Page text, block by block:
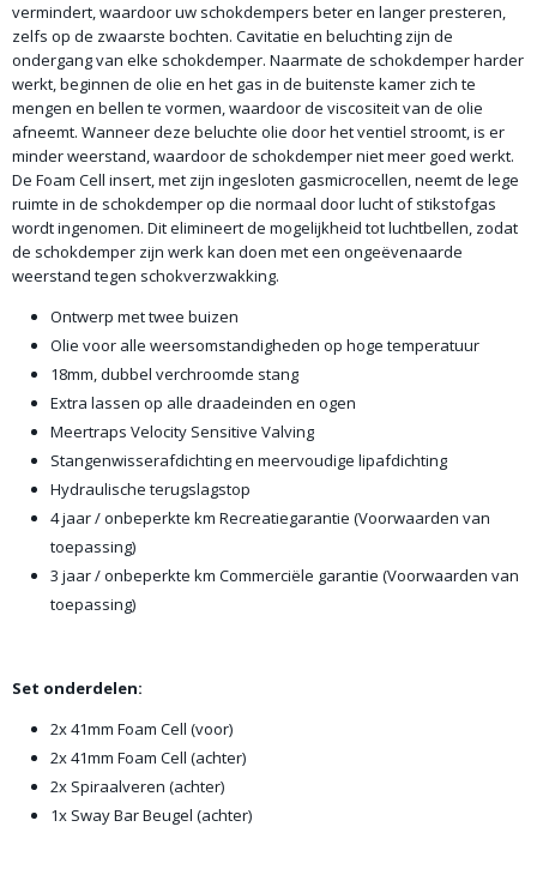
vermindert, waardoor uw schokdempers beter en langer presteren,
zelfs op de zwaarste bochten. Cavitatie en beluchting zijn de
ondergang van elke schokdemper. Naarmate de schokdemper harder
werkt, beginnen de olie en het gas in de buitenste kamer zich te
mengen en bellen te vormen, waardoor de viscositeit van de olie
afneemt. Wanneer deze beluchte olie door het ventiel stroomt, is er
minder weerstand, waardoor de schokdemper niet meer goed werkt.
De Foam Cell insert, met zijn ingesloten gasmicrocellen, neemt de lege
ruimte in de schokdemper op die normaal door lucht of stikstofgas
wordt ingenomen. Dit elimineert de mogelijkheid tot luchtbellen, zodat
de schokdemper zijn werk kan doen met een ongeëvenaarde
weerstand tegen schokverzwakking.
Ontwerp met twee buizen
Olie voor alle weersomstandigheden op hoge temperatuur
18mm, dubbel verchroomde stang
Extra lassen op alle draadeinden en ogen
Meertraps Velocity Sensitive Valving
Stangenwisserafdichting en meervoudige lipafdichting
Hydraulische terugslagstop
4 jaar / onbeperkte km Recreatiegarantie (Voorwaarden van
toepassing)
3 jaar / onbeperkte km Commerciële garantie (Voorwaarden van
toepassing)
Set onderdelen:
2x 41mm Foam Cell (voor)
2x 41mm Foam Cell (achter)
2x Spiraalveren (achter)
1x Sway Bar Beugel (achter)